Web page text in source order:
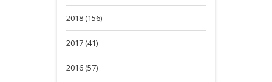
2018 (156)
2017 (41)
2016 (57)